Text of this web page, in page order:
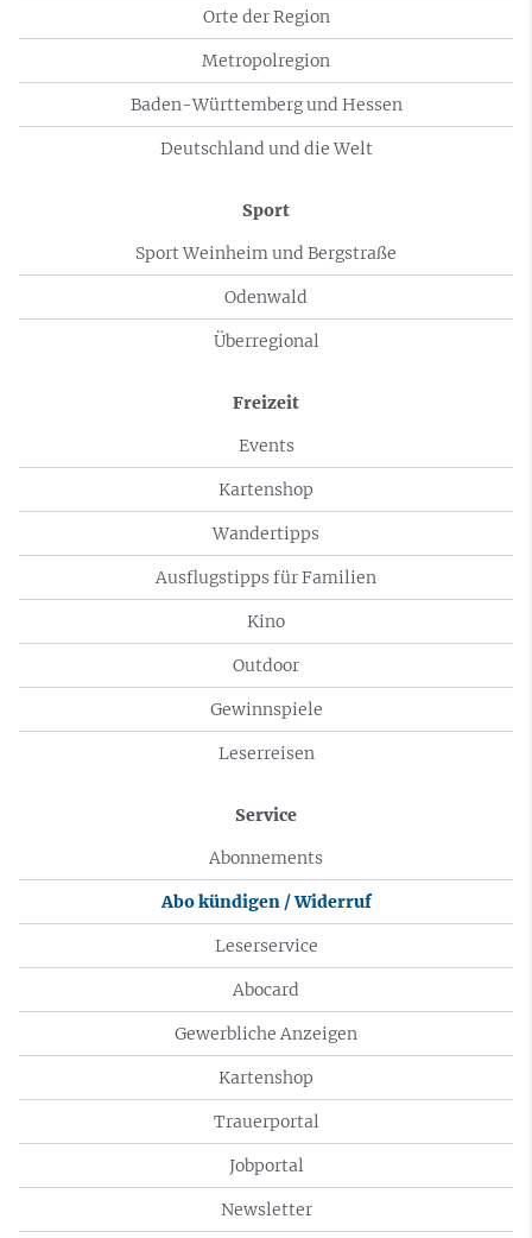
Orte der Region
Metropolregion
Baden-Württemberg und Hessen
Deutschland und die Welt
Sport
Sport Weinheim und Bergstraße
Odenwald
Überregional
Freizeit
Events
Kartenshop
Wandertipps
Ausflugstipps für Familien
Kino
Outdoor
Gewinnspiele
Leserreisen
Service
Abonnements
Abo kündigen / Widerruf
Leserservice
Abocard
Gewerbliche Anzeigen
Kartenshop
Trauerportal
Jobportal
Newsletter